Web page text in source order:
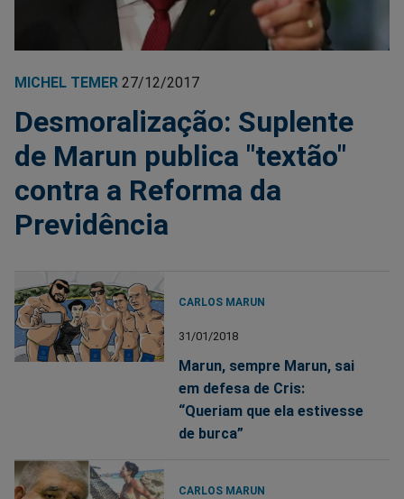
MICHEL TEMER 27/12/2017
Desmoralização: Suplente
de Marun publica "textão"
contra a Reforma da
Previdência
CARLOS MARUN
31/01/2018
Marun, sempre Marun, sai
em defesa de Cris:
“Queriam que ela estivesse
de burca”
CARLOS MARUN